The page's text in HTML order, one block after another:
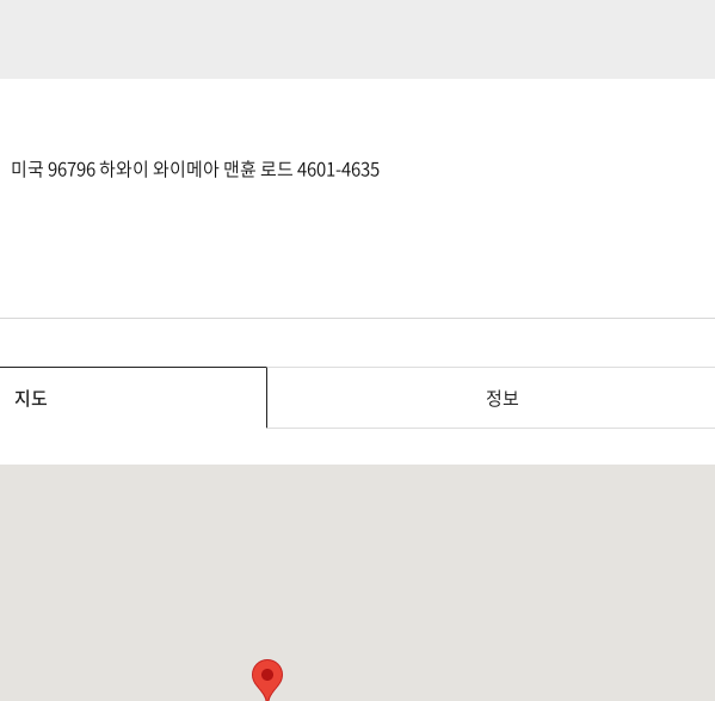
미국 96796 하와이 와이메아 맨휸 로드 4601-4635
지도 정보